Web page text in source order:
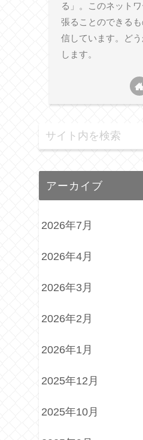
る」。このネット
張ることのできる
信しています。ど
します。
アーカイブ
2026年7月
2026年4月
2026年3月
2026年2月
2026年1月
2025年12月
2025年10月